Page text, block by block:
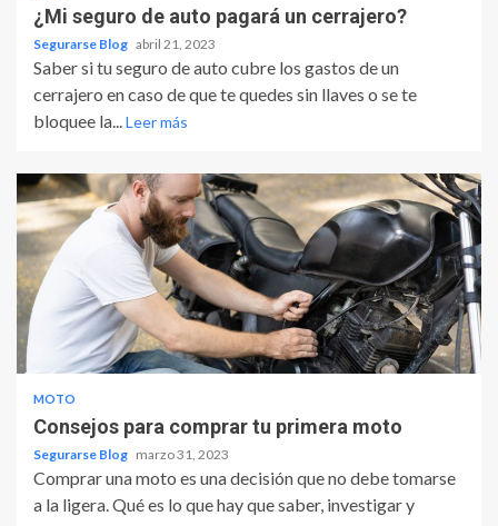
¿Mi seguro de auto pagará un cerrajero?
Segurarse Blog abril 21, 2023
Saber si tu seguro de auto cubre los gastos de un
cerrajero en caso de que te quedes sin llaves o se te
bloquee la...Leer más
MOTO
Consejos para comprar tu primera moto
Segurarse Blog marzo 31, 2023
Comprar una moto es una decisión que no debe tomarse
a la ligera. Qué es lo que hay que saber, investigar y